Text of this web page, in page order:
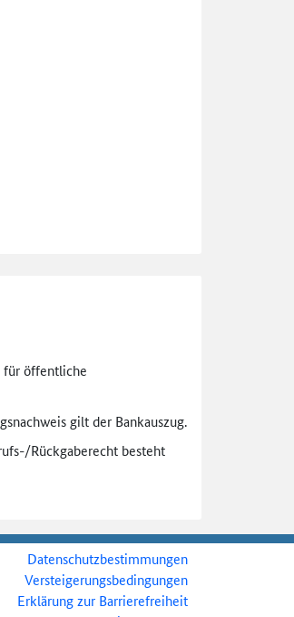
für öffentliche
gilt der Bankauszug.
/Rückgaberecht besteht
Datenschutzbestimmungen
Versteigerungsbedingungen
Erklärung zur Barrierefreiheit